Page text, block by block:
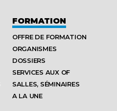
FORMATION
OFFRE DE FORMATION
ORGANISMES
DOSSIERS
SERVICES AUX OF
SALLES, SÉMINAIRES
A LA UNE